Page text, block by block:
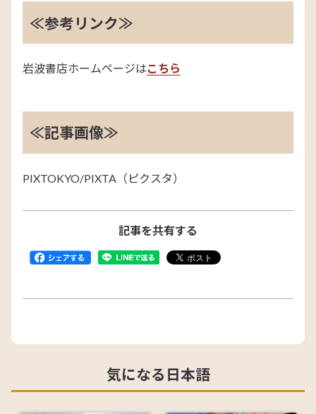
≪参考リンク≫
岩波書店ホームページはこちら
≪記事画像≫
PIXTOKYO/PIXTA（ピクスタ）
記事を共有する
気になる日本語